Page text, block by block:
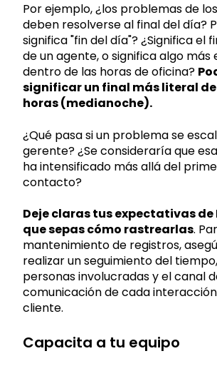
Por ejemplo, ¿los problemas de
deben resolverse al final del día?
significa "fin del día"? ¿Significa el
de un agente, o significa algo más
dentro de las horas de oficina?
significar un final más literal de
horas (medianoche).
¿Qué pasa si un problema se
gerente? ¿Se consideraría que
ha intensificado más allá del
contacto?
Deje claras tus expectativas de
que sepas cómo rastrearlas.
mantenimiento de registros,
realizar un seguimiento del
personas involucradas y el canal
comunicación de cada
cliente.
Capacita a tu equipo